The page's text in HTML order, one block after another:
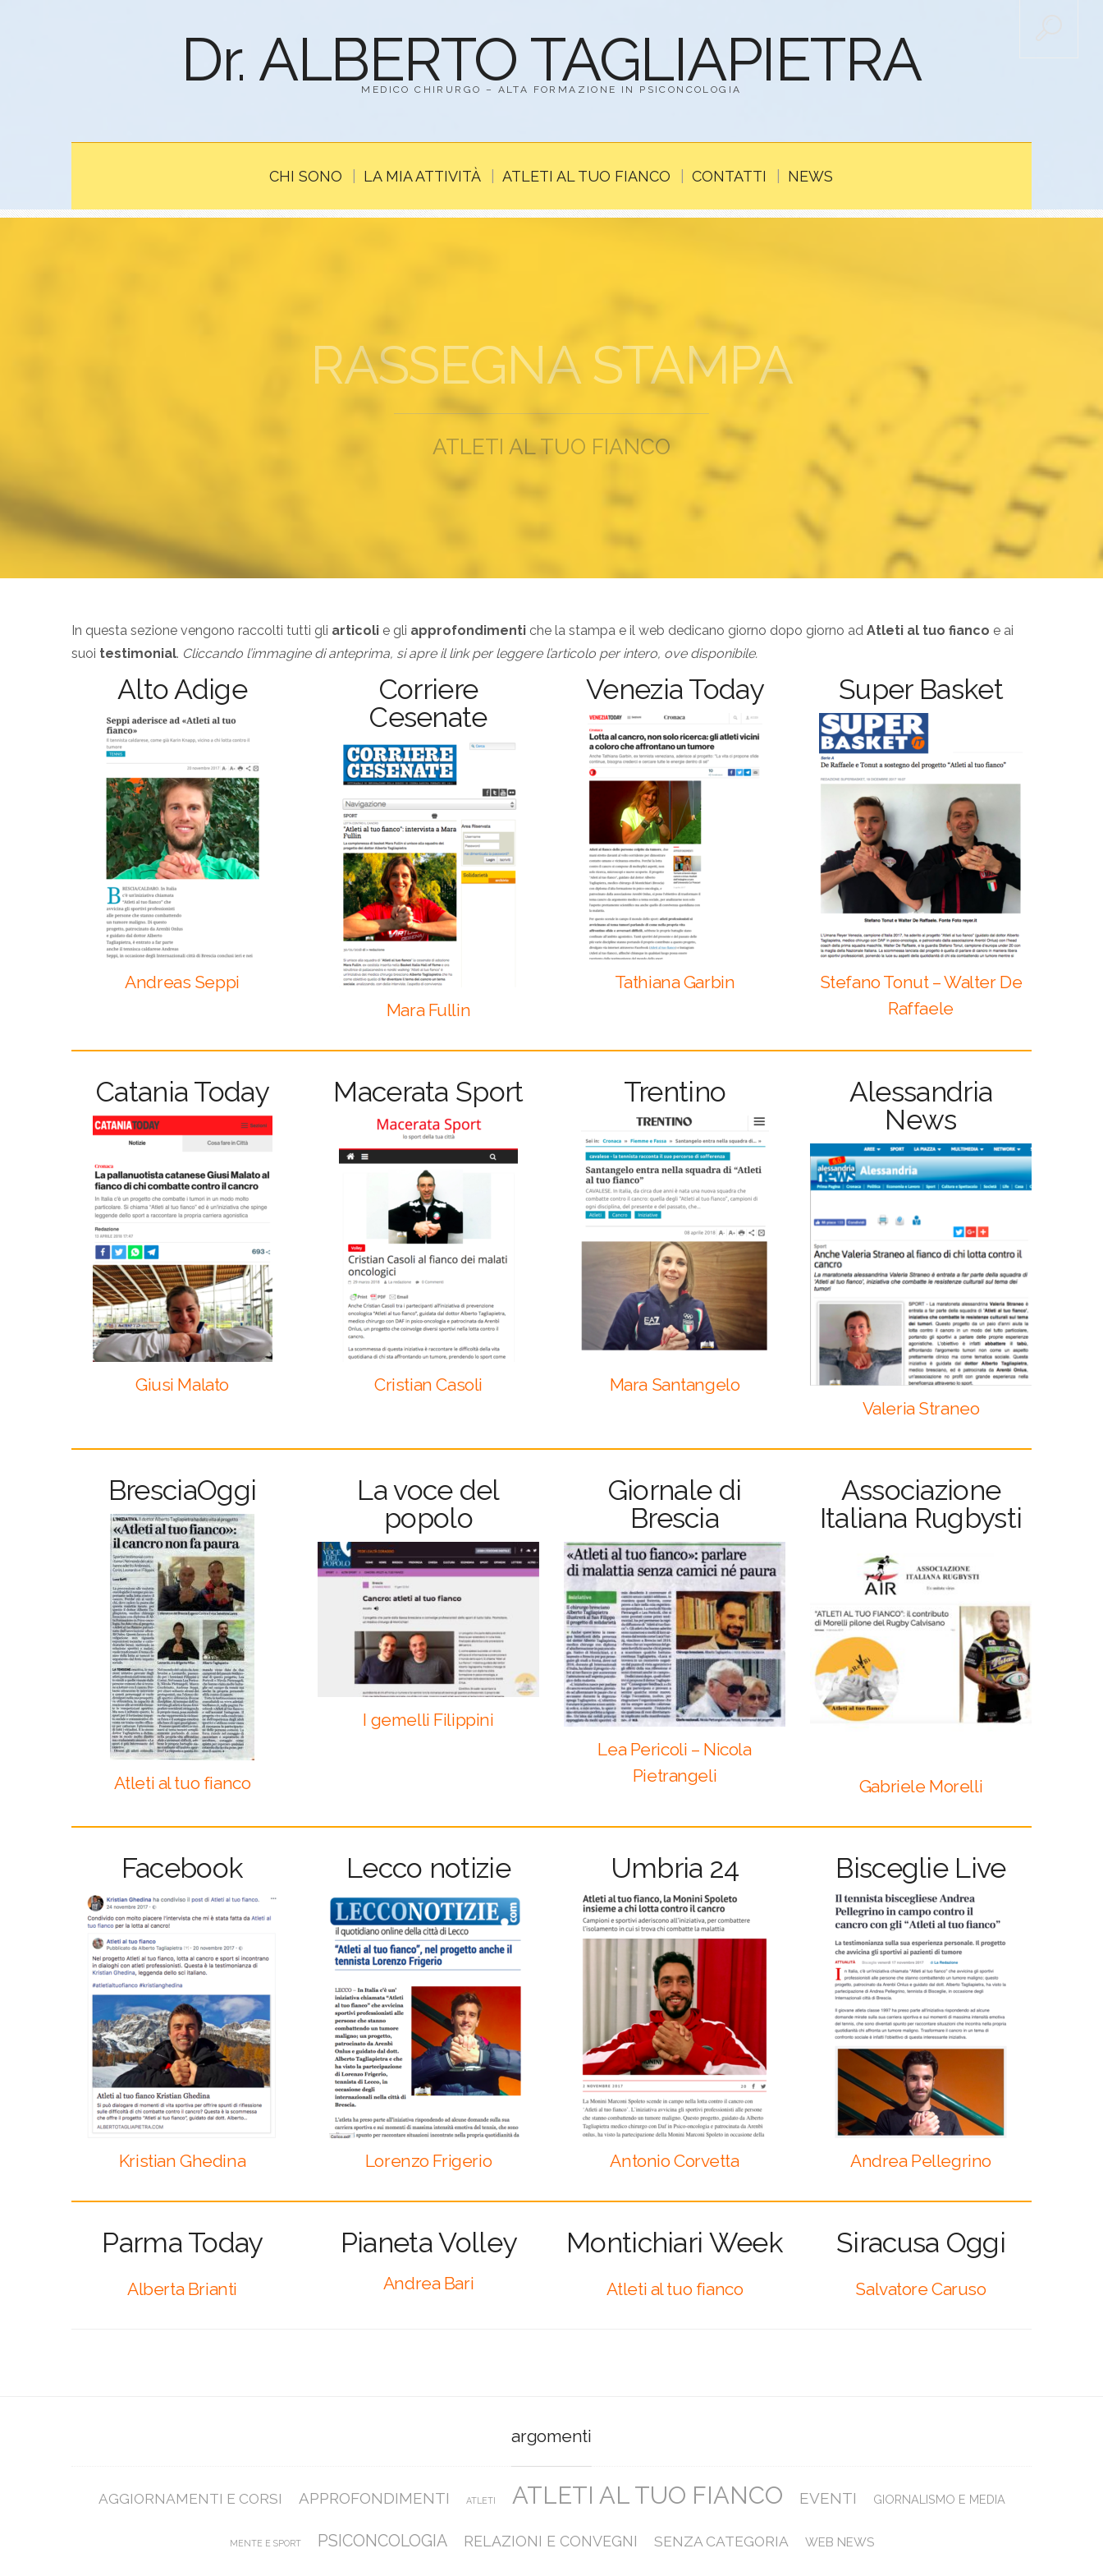
Dr. ALBERTO TAGLIAPIETRA
MEDICO CHIRURGO – ALTA FORMAZIONE IN PSICONCOLOGIA
CHI SONO LA MIA ATTIVITÀ ATLETI AL TUO FIANCO CONTATTI NEWS
RASSEGNA STAMPA
ATLETI AL TUO FIANCO
In questa sezione vengono raccolti tutti gli articoli e gli approfondimenti che la stampa e il web dedicano giorno dopo giorno ad Atleti al tuo fianco e ai
suoi testimonial. Cliccando l’immagine di anteprima, si apre il link per leggere l’articolo per intero, ove disponibile.
Alto Adige
Andreas Seppi
Corriere
Cesenate
Mara Fullin
Venezia Today
Tathiana Garbin
Super Basket
Stefano Tonut – Walter De
Raffaele
Catania Today
Giusi Malato
Macerata Sport
Cristian Casoli
Trentino
Mara Santangelo
Alessandria
News
Valeria Straneo
BresciaOggi
Atleti al tuo fianco
La voce del
popolo
I gemelli Filippini
Giornale di
Brescia
Lea Pericoli – Nicola
Pietrangeli
Associazione
Italiana Rugbysti
Gabriele Morelli
Facebook
Kristian Ghedina
Lecco notizie
Lorenzo Frigerio
Umbria 24
Antonio Corvetta
Bisceglie Live
Andrea Pellegrino
Parma Today
Alberta Brianti
Pianeta Volley
Andrea Bari
Montichiari Week
Atleti al tuo fianco
Siracusa Oggi
Salvatore Caruso
argomenti
AGGIORNAMENTI E CORSI APPROFONDIMENTI ATLETI ATLETI AL TUO FIANCO EVENTI GIORNALISMO E MEDIA
MENTE E SPORT PSICONCOLOGIA RELAZIONI E CONVEGNI SENZA CATEGORIA WEB NEWS